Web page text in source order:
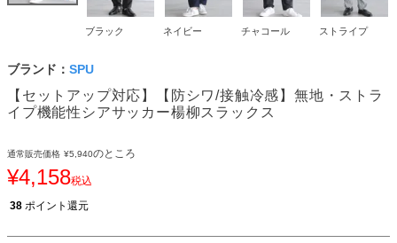
ブラック ネイビー チャコール ストライプ
ブランド： SPU
【セットアップ対応】【防シワ/接触冷感】無地・ストラ
イプ機能性シアサッカー楊柳スラックス
通常販売価格 ¥5,940のところ
¥4,158税込
38 ポイント還元